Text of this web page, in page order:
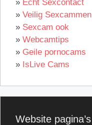
» Echt Sexcontact
» Veilig Sexcammen
» Sexcam ook
» Webcamtips
» Geile pornocams
» IsLive Cams
Website pagina’s